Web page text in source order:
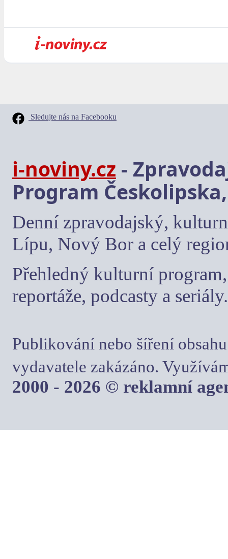
Sledujte nás na Facebooku
i-noviny.cz -
Program
Denní zpravodajský,
Lípu, Nový Bor a celý
Přehledný kulturní
reportáže, podcasty a seriály.
Publikování nebo šíření
vydavatele zakázáno.
2000 - 2026 © reklamní